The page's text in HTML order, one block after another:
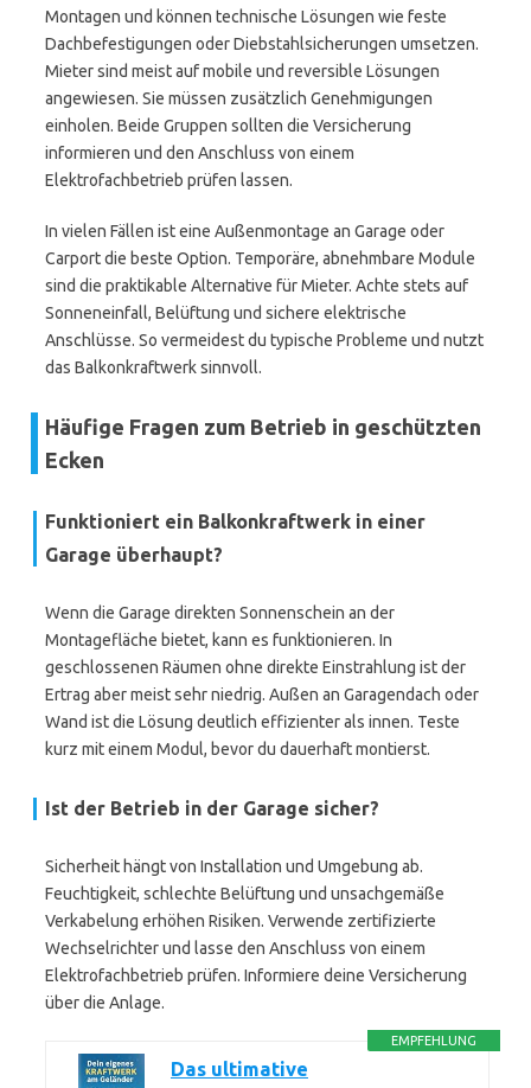
Montagen und können technische Lösungen wie feste
Dachbefestigungen oder Diebstahlsicherungen umsetzen.
Mieter sind meist auf mobile und reversible Lösungen
angewiesen. Sie müssen zusätzlich Genehmigungen
einholen. Beide Gruppen sollten die Versicherung
informieren und den Anschluss von einem
Elektrofachbetrieb prüfen lassen.
In vielen Fällen ist eine Außenmontage an Garage oder
Carport die beste Option. Temporäre, abnehmbare Module
sind die praktikable Alternative für Mieter. Achte stets auf
Sonneneinfall, Belüftung und sichere elektrische
Anschlüsse. So vermeidest du typische Probleme und nutzt
das Balkonkraftwerk sinnvoll.
Häufige Fragen zum Betrieb in geschützten
Ecken
Funktioniert ein Balkonkraftwerk in einer
Garage überhaupt?
Wenn die Garage direkten Sonnenschein an der
Montagefläche bietet, kann es funktionieren. In
geschlossenen Räumen ohne direkte Einstrahlung ist der
Ertrag aber meist sehr niedrig. Außen an Garagendach oder
Wand ist die Lösung deutlich effizienter als innen. Teste
kurz mit einem Modul, bevor du dauerhaft montierst.
Ist der Betrieb in der Garage sicher?
Sicherheit hängt von Installation und Umgebung ab.
Feuchtigkeit, schlechte Belüftung und unsachgemäße
Verkabelung erhöhen Risiken. Verwende zertifizierte
Wechselrichter und lasse den Anschluss von einem
Elektrofachbetrieb prüfen. Informiere deine Versicherung
über die Anlage.
EMPFEHLUNG
Das ultimative